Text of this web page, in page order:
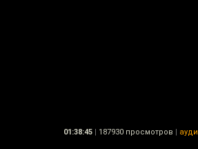
01:38:45 | 187930 просмотров |